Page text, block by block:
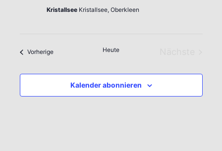
Kristallsee Kristallsee, Oberkleen
VorherigeVeranstaltungen Heute
Kalender abonnieren